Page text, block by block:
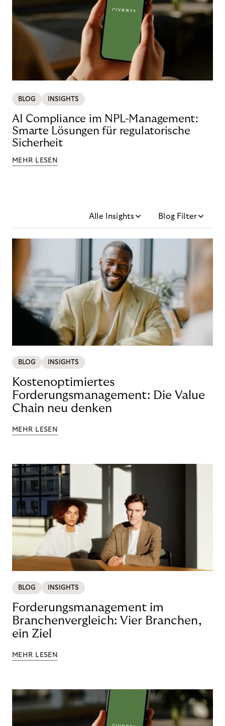
BLOG INSIGHTS
AI Compliance im NPL-Management:
Smarte Lösungen für regulatorische
Sicherheit
MEHR LESEN
Alle Insights Blog Filter
BLOG INSIGHTS
Kostenoptimiertes
Forderungsmanagement: Die Value
Chain neu denken
MEHR LESEN
BLOG INSIGHTS
Forderungsmanagement im
Branchenvergleich: Vier Branchen,
ein Ziel
MEHR LESEN